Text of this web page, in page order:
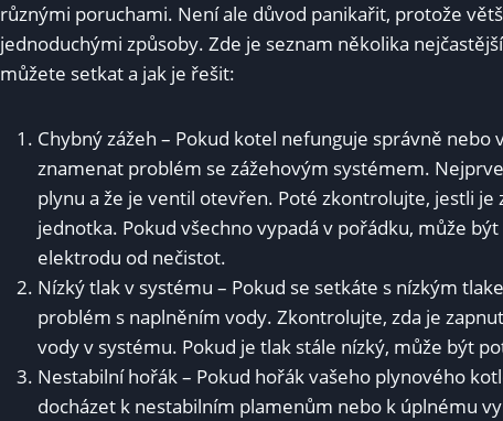
různými poruchami. Není ale důvod panikařit, protože
jednoduchými způsoby. Zde je seznam několika
můžete setkat a jak je řešit:
Chybný zážeh – Pokud kotel nefunguje správně nebo
znamenat problém se zážehovým systémem.
plynu a že je ventil otevřen. Poté zkontrolujte, jestli
jednotka. Pokud všechno vypadá v pořádku, může
elektrodu od nečistot.
Nízký tlak v systému – Pokud se setkáte s nízkým
problém s naplněním vody. Zkontrolujte, zda je
vody v systému. Pokud je tlak stále nízký, může být
Nestabilní hořák – Pokud hořák vašeho plynového
docházet k nestabilním plamenům nebo k úplnému